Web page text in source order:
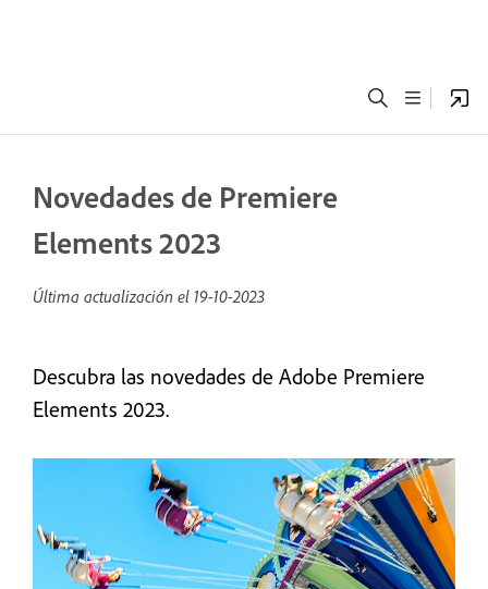
Novedades de Premiere
Elements 2023
Última actualización el 19-10-2023
Descubra las novedades de Adobe Premiere
Elements 2023.